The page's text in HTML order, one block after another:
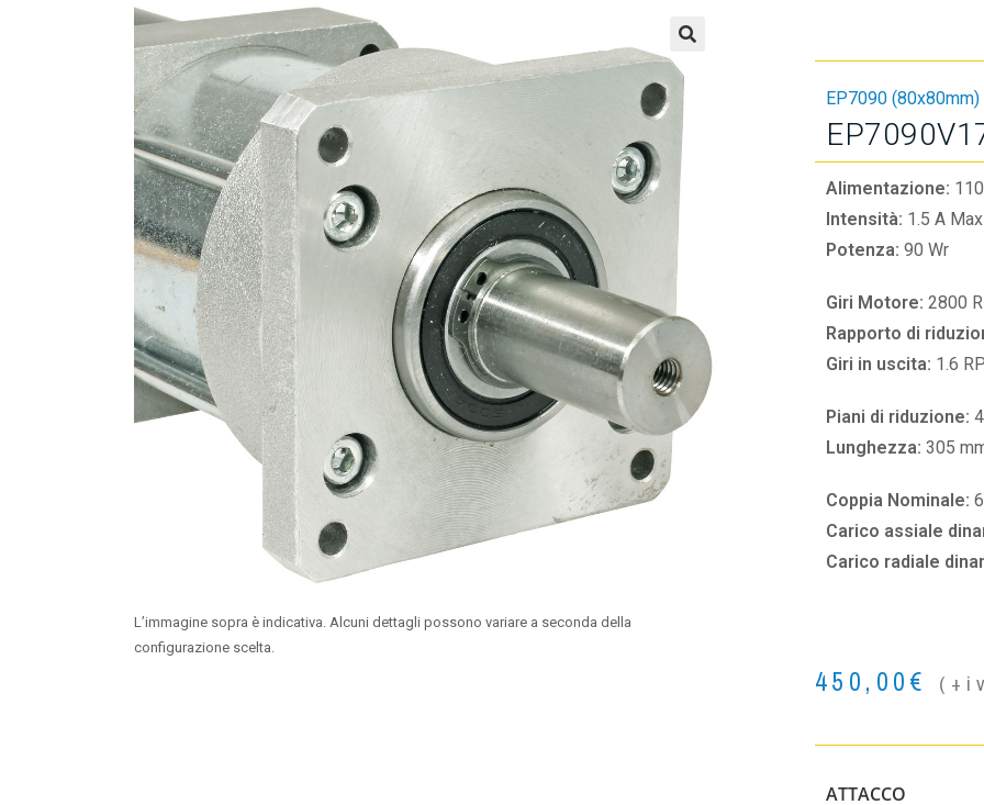
🔍
L’immagine sopra è indicativa. Alcuni dettagli possono variare a seconda della
configurazione scelta.
EP7090 (80x80mm)
Alimentazione:
Intensità: 1.5 A Max
Potenza: 90 Wr
Giri Motore: 2800
Rapporto di
Giri in uscita: 1.6
Piani di riduzione: 4
Lunghezza: 305
Coppia Nominale:
Carico assiale
Carico radiale
450,00€
ATTACCO